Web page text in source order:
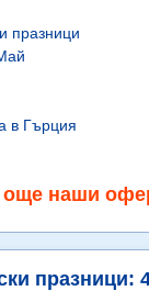
празници
в Гърция
още наши
празници: